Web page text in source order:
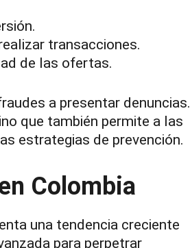
transacciones.
de las ofertas.
a presentar denuncias.
que también permite a las
estrategias de prevención.
Colombia
una tendencia creciente
para perpetrar